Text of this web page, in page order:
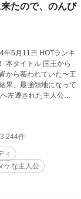
しいです。※※
たので、のんび
から慕われていた〜王
果、最強領地になって
作りまくったり、夢
と王国を出ていって焦
件
ィ
ケな主人公